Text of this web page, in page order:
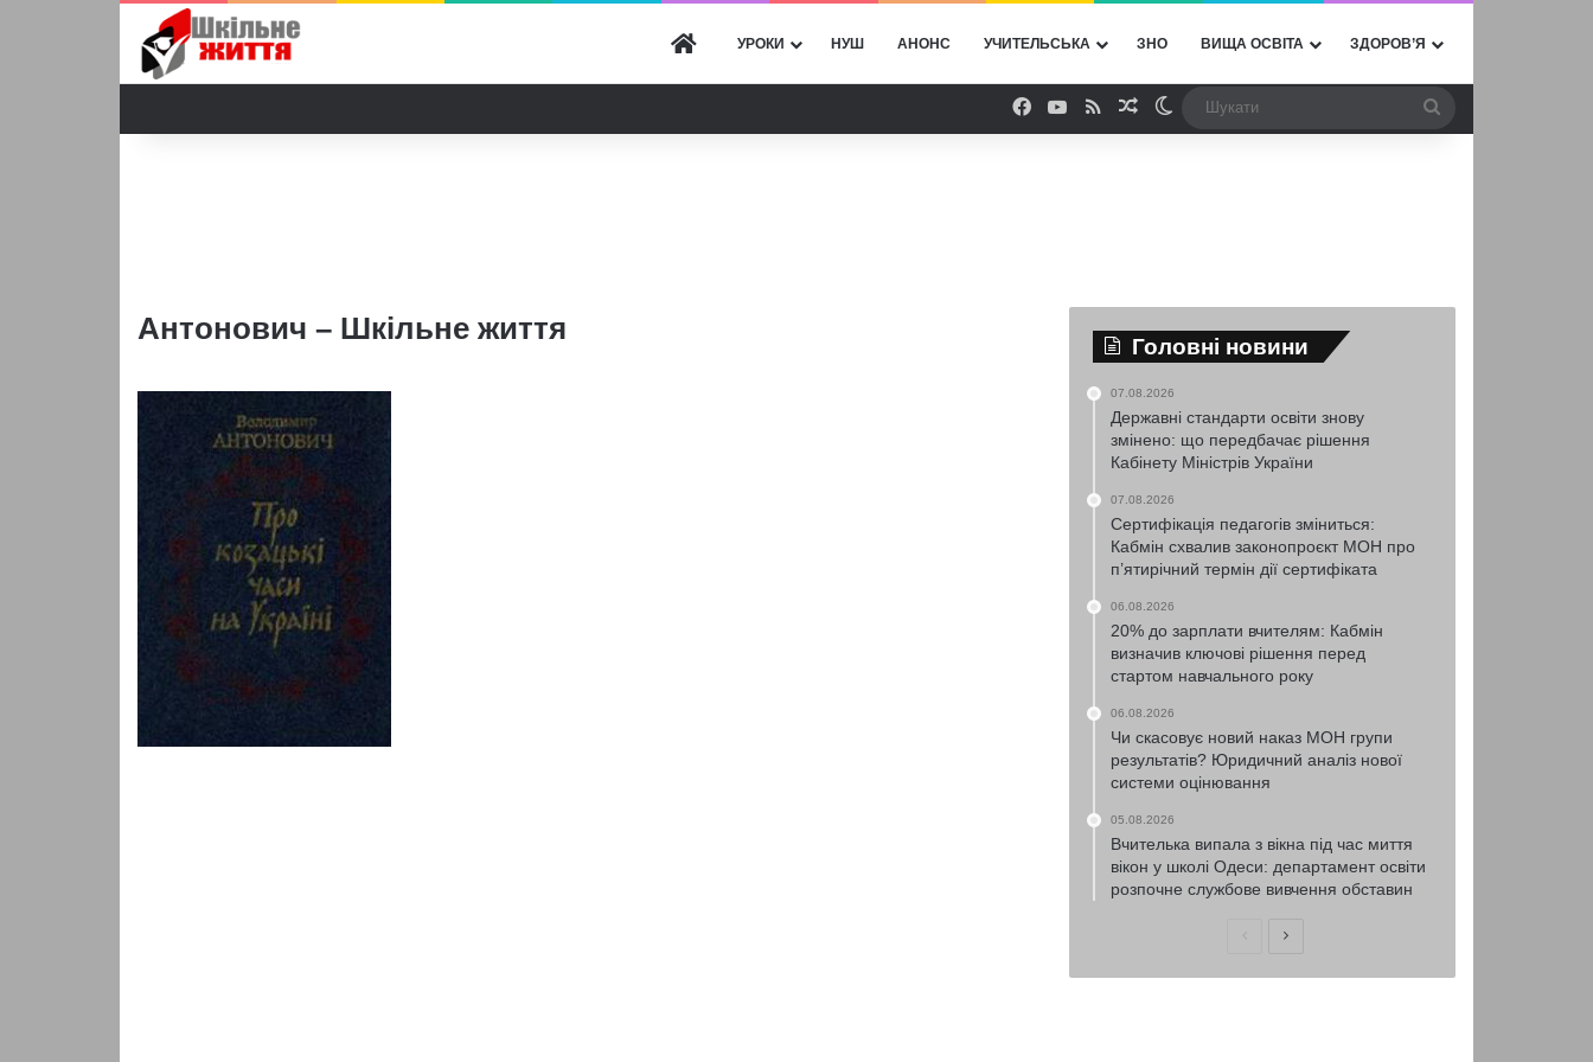
ГОЛОВНА
УРОКИ НУШ АНОНС УЧИТЕЛЬСЬКА ЗНО ВИЩА ОСВІТА ЗДОРОВ’Я
Facebook
YouTube
RSSВипадкова стаття
Switch skin
Антонович – Шкільне життя
Головні новини
07.08.2026
Державні стандарти освіти знову
змінено: що передбачає рішення
Кабінету Міністрів України
07.08.2026
Сертифікація педагогів зміниться:
Кабмін схвалив законопроєкт МОН про
п’ятирічний термін дії сертифіката
06.08.2026
20% до зарплати вчителям: Кабмін
визначив ключові рішення перед
стартом навчального року
06.08.2026
Чи скасовує новий наказ МОН групи
результатів? Юридичний аналіз нової
системи оцінювання
05.08.2026
Вчителька випала з вікна під час миття
вікон у школі Одеси: департамент освіти
розпочне службове вивчення обставин
ПопередняНаступна